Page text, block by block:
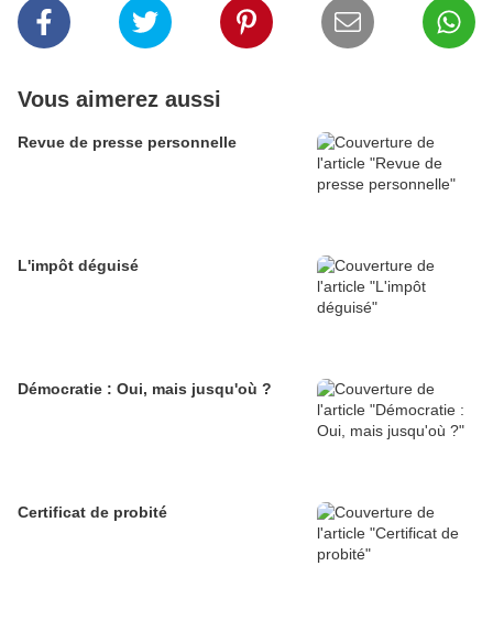
Vous aimerez aussi
Revue de presse personnelle
L'impôt déguisé
Démocratie : Oui, mais jusqu'où ?
Certificat de probité